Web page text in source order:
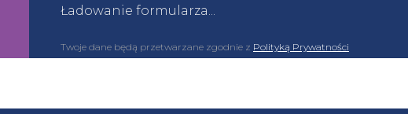
Ładowanie formularza...
Twoje dane będą przetwarzane zgodnie z Polityką Prywatności